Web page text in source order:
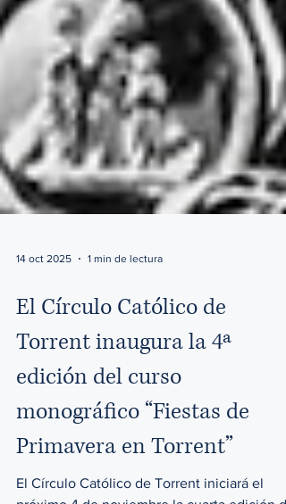
El Círculo Católico de
Torrent inaugura la 4ª
edición del curso
monográfico “Fiestas de
Primavera en Torrent”